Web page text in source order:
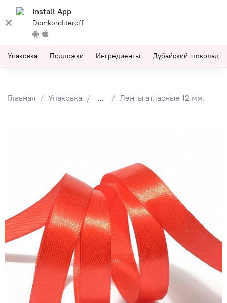
Install App
Domkonditeroff
Упаковка Подложки Ингредиенты Дубайский шоколад
Главная Упаковка ... Ленты атласные 12 мм.